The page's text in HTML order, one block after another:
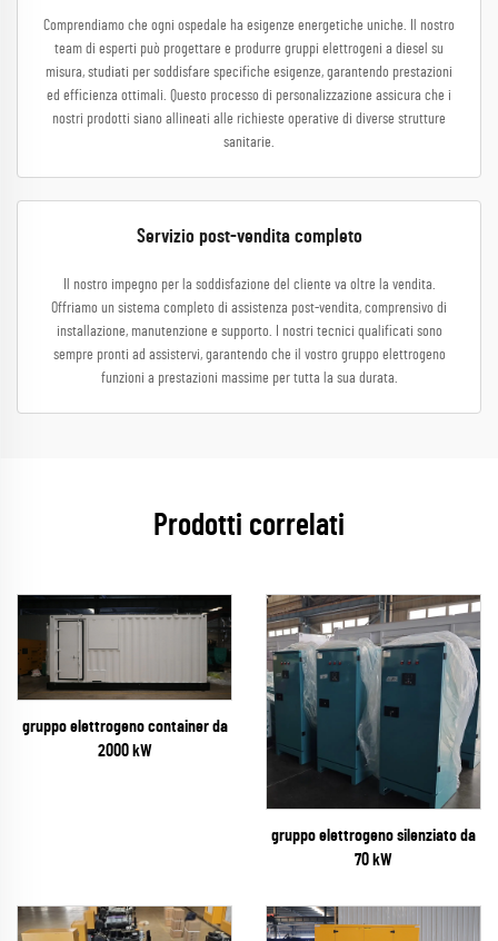
Comprendiamo che ogni ospedale ha esigenze energetiche uniche. Il nostro
team di esperti può progettare e produrre gruppi elettrogeni a diesel su
misura, studiati per soddisfare specifiche esigenze, garantendo prestazioni
ed efficienza ottimali. Questo processo di personalizzazione assicura che i
nostri prodotti siano allineati alle richieste operative di diverse strutture
sanitarie.
Servizio post-vendita completo
Il nostro impegno per la soddisfazione del cliente va oltre la vendita.
Offriamo un sistema completo di assistenza post-vendita, comprensivo di
installazione, manutenzione e supporto. I nostri tecnici qualificati sono
sempre pronti ad assistervi, garantendo che il vostro gruppo elettrogeno
funzioni a prestazioni massime per tutta la sua durata.
Prodotti correlati
gruppo elettrogeno container da
2000 kW
gruppo elettrogeno silenziato da
70 kW